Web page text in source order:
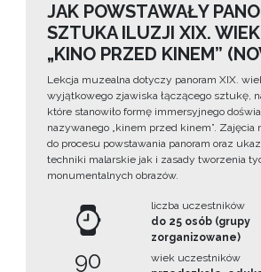
JAK POWSTAWAŁY
SZTUKA ILUZJI XIX.
„KINO PRZED KINEM”
Lekcja muzealna dotyczy panoram XIX.
wyjątkowego zjawiska łączącego sztukę,
które stanowiło formę immersyjnego
nazywanego „kinem przed kinem”. Zajęcia
do procesu powstawania panoram oraz
techniki malarskie jak i zasady tworzenia
monumentalnych obrazów.
90
liczba uczestników
do 25 osób (grupy
zorganizowane)
wiek uczestników